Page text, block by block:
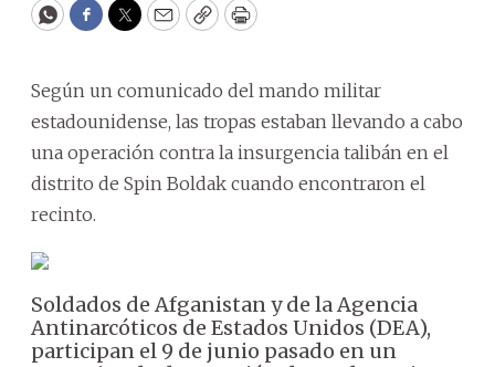
WhatsApp
Facebook
Twitter
EmailCopyPrint
Según un comunicado del mando militar
estadounidense, las tropas estaban llevando a cabo
una operación contra la insurgencia talibán en el
distrito de Spin Boldak cuando encontraron el
recinto.
Soldados de Afganistan y de la Agencia
Antinarcóticos de Estados Unidos (DEA),
participan el 9 de junio pasado en un